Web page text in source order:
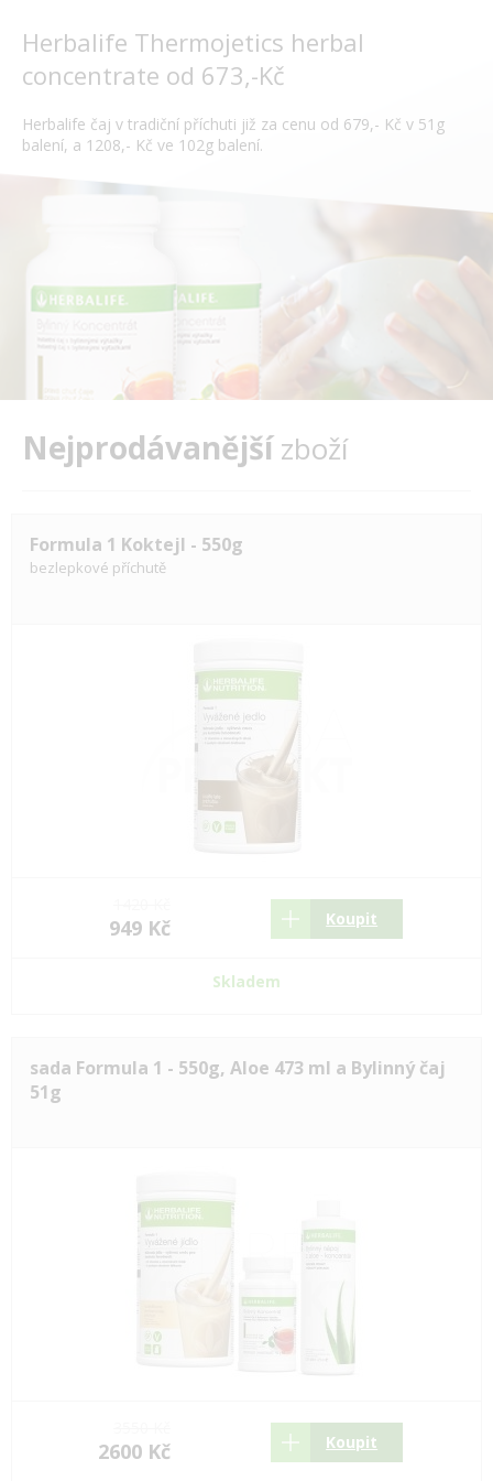
Herbalife Thermojetics herbal
concentrate od 673,-Kč
Herbalife čaj v tradiční příchuti již za cenu od 679,- Kč v 51g
balení, a 1208,- Kč ve 102g balení.
Nejprodávanějšízboží
Formula 1 Koktejl - 550g
bezlepkové příchutě
949 Kč Koupit
Skladem
sada Formula 1 - 550g, Aloe 473 ml a Bylinný čaj
51g
2600 Kč Koupit